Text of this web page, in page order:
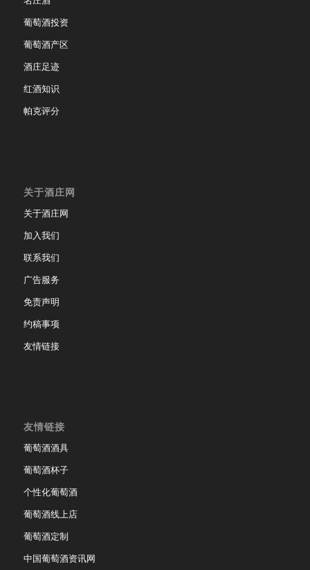
葡萄酒投资
葡萄酒产区
酒庄足迹
红酒知识
帕克评分
关于酒庄网
关于酒庄网
加入我们
联系我们
广告服务
免责声明
约稿事项
友情链接
友情链接
葡萄酒酒具
葡萄酒杯子
个性化葡萄酒
葡萄酒线上店
葡萄酒定制
中国葡萄酒资讯网